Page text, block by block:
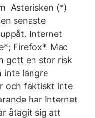
Asterisken (*)
senaste
Internet
Firefox*. Mac
gott en stor risk
inte längre
och faktiskt inte
har Internet
åtagit sig att